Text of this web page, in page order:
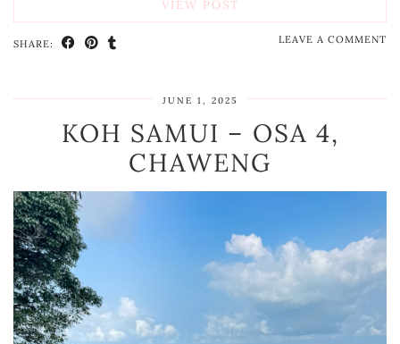
VIEW POST
SHARE: LEAVE A COMMENT
JUNE 1, 2025
KOH SAMUI – OSA 4,
CHAWENG